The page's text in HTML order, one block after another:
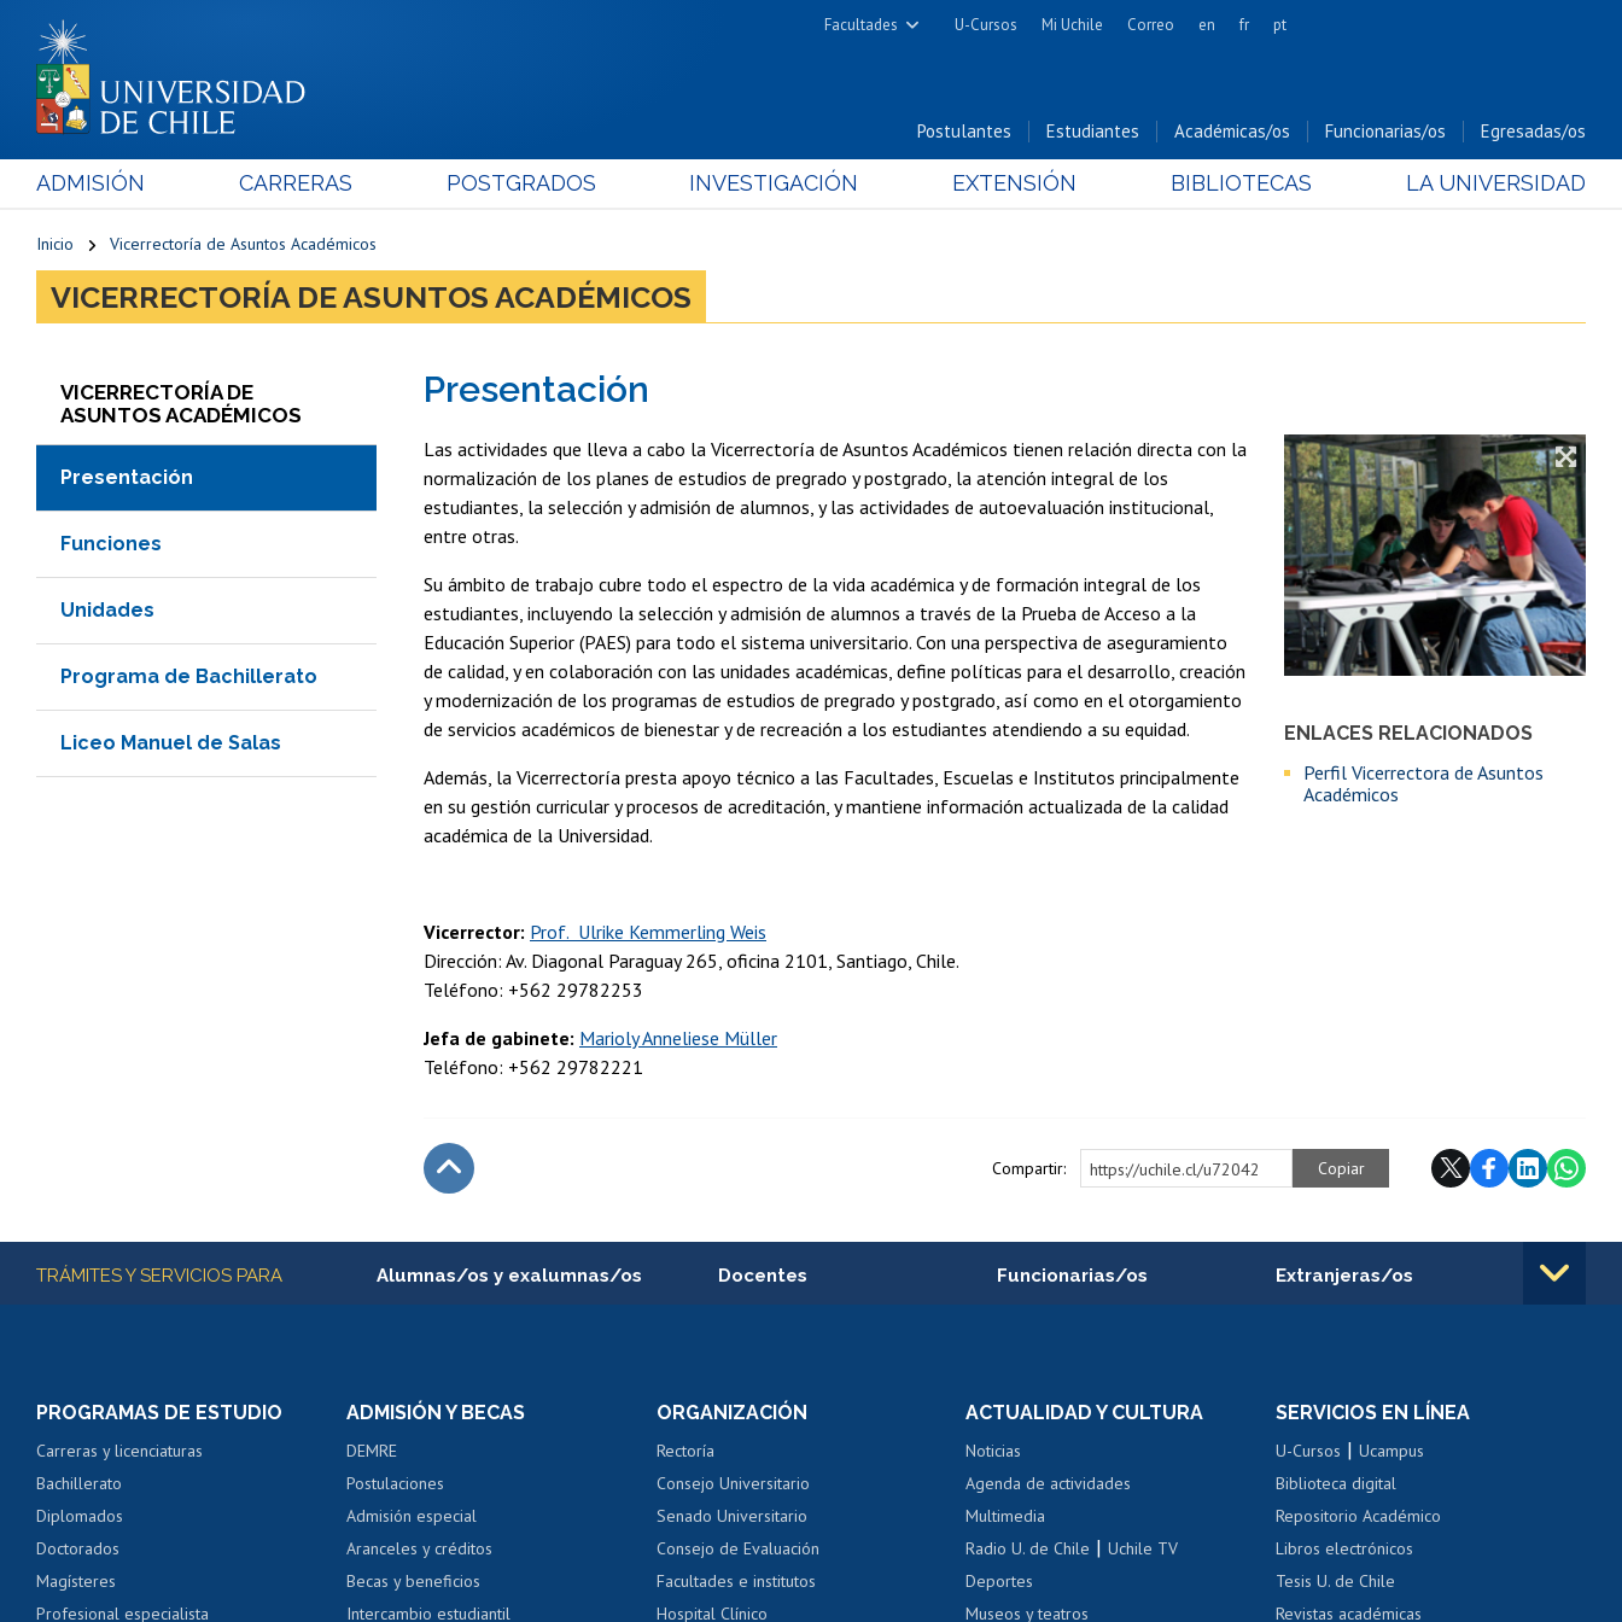
Facultades
Cs. Físicas y Matemáticas
Cs. Forestales y Conservación
Cs. Químicas y Farmacéuticas
Cs. Sociales
Alimentos
Hospital Clínico
U-Cursos Mi Uchile Correo en fr pt
Postulantes Estudiantes Académicas/os Funcionarias/os Egresadas/os
ADMISIÓN CARRERAS POSTGRADOS INVESTIGACIÓN EXTENSIÓN BIBLIOTECAS LA UNIVERSIDAD
Inicio Vicerrectoría de Asuntos Académicos
VICERRECTORÍA DE ASUNTOS ACADÉMICOS
VICERRECTORÍA DE
ASUNTOS ACADÉMICOS
Presentación
Funciones
Unidades
Programa de Bachillerato
Liceo Manuel de Salas
Presentación
ENLACES RELACIONADOS
Perfil Vicerrectora de Asuntos
Académicos
Las actividades que lleva a cabo la Vicerrectoría de Asuntos Académicos tienen relación directa con la
normalización de los planes de estudios de pregrado y postgrado, la atención integral de los
estudiantes, la selección y admisión de alumnos, y las actividades de autoevaluación institucional,
entre otras.
Su ámbito de trabajo cubre todo el espectro de la vida académica y de formación integral de los
estudiantes, incluyendo la selección y admisión de alumnos a través de la Prueba de Acceso a la
Educación Superior (PAES) para todo el sistema universitario. Con una perspectiva de aseguramiento
de calidad, y en colaboración con las unidades académicas, define políticas para el desarrollo, creación
y modernización de los programas de estudios de pregrado y postgrado, así como en el otorgamiento
de servicios académicos de bienestar y de recreación a los estudiantes atendiendo a su equidad.
Además, la Vicerrectoría presta apoyo técnico a las Facultades, Escuelas e Institutos principalmente
en su gestión curricular y procesos de acreditación, y mantiene información actualizada de la calidad
académica de la Universidad.
Vicerrector: Prof. Ulrike Kemmerling Weis
Dirección: Av. Diagonal Paraguay 265, oficina 2101, Santiago, Chile.
Teléfono: +562 29782253
Jefa de gabinete: Marioly Anneliese Müller
Teléfono: +562 29782221
Compartir: https://uchile.cl/u72042 Copiar
Más información
TRÁMITES Y SERVICIOS PARA Alumnas/os y exalumnas/os
Consulta y certificado de notas
Servicio médico y dental
Pago de arancel y crédito alumnos
Pago de arancel y crédito exalumnos
Certificado de títulos y grados
Docentes
Perfeccionamiento
Evaluación docente
Calificación académica
Postulación al AUCAI
Funcionarias/os
Portal de movilidad interna
Certificado de renta
Certificado de renta
Gestión de correo uchile
Extranjeras/os
Movilidad Estudiantil
Cursos de español
PROGRAMAS DE ESTUDIO
Carreras y licenciaturas
Bachillerato
Diplomados
Doctorados
Magísteres
Profesional especialista
ADMISIÓN Y BECAS
DEMRE
Postulaciones
Admisión especial
Aranceles y créditos
Becas y beneficios
Intercambio estudiantil
ORGANIZACIÓN
Rectoría
Consejo Universitario
Senado Universitario
Consejo de Evaluación
Facultades e institutos
Hospital Clínico
ACTUALIDAD Y CULTURA
Noticias
Agenda de actividades
Multimedia
Radio U. de Chile |Uchile TV
Deportes
Museos y teatros
SERVICIOS EN LÍNEA
U-Cursos |Ucampus
Biblioteca digital
Repositorio Académico
Libros electrónicos
Tesis U. de Chile
Revistas académicas